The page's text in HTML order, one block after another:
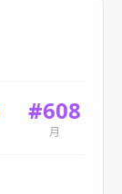
#608
月